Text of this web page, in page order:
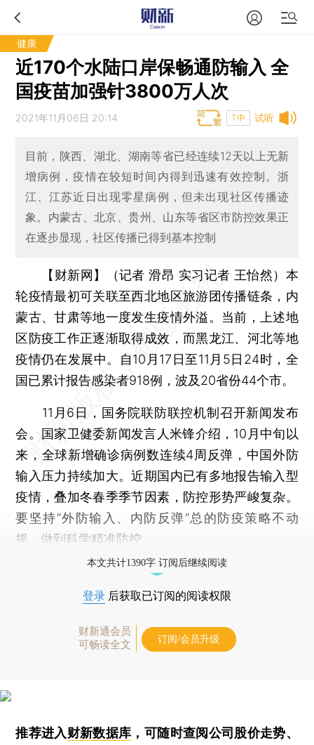
健康
近170个水陆口岸保畅通防输入 全
国疫苗加强针3800万人次
试听
2021年11月06日 20:14 T中
目前，陕西、湖北、湖南等省已经连续12天以上无新
增病例，疫情在较短时间内得到迅速有效控制。浙
江、江苏近日出现零星病例，但未出现社区传播迹
象。内蒙古、北京、贵州、山东等省区市防控效果正
在逐步显现，社区传播已得到基本控制
【财新网】（记者 滑昂 实习记者 王怡然） 本
轮疫情最初可关联至西北地区旅游团传播链条，内
蒙古、甘肃等地一度发生疫情外溢。当前，上述地
区防疫工作正逐渐取得成效，而黑龙江、河北等地
疫情仍在发展中。自10月17日至11月5日24时，全
国已累计报告感染者918例，波及20省份44个市。
11月6日，国务院联防联控机制召开新闻发布
会。国家卫健委新闻发言人米锋介绍，10月中旬以
来，全球新增确诊病例数连续4周反弹，中国外防
输入压力持续加大。近期国内已有多地报告输入型
疫情，叠加冬春季季节因素，防控形势严峻复杂。
要坚持“外防输入、内防反弹”总的防疫策略不动
摇，做到科学精准防控。
本文共计1390字 订阅后继续阅读
登录 后获取已订阅的阅读权限
财新通会员
可畅读全文
订阅/会员升级
推荐进入财新数据库 ，可随时查阅公司股价走势、